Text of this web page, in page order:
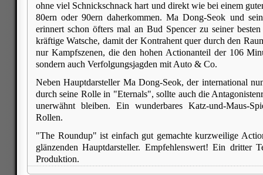
ohne viel Schnickschnack hart und direkt wie bei einem
80ern oder 90ern daherkommen. Ma Dong-Seok und
erinnert schon öfters mal an Bud Spencer zu seiner
kräftige Watsche, damit der Kontrahent quer durch den
nur Kampfszenen, die den hohen Actionanteil der 106
sondern auch Verfolgungsjagden mit Auto & Co.
Neben Hauptdarsteller Ma Dong-Seok, der international
durch seine Rolle in "Eternals", sollte auch die
unerwähnt bleiben. Ein wunderbares Katz-und-Maus-
Rollen.
"The Roundup" ist einfach gut gemachte kurzweilige
glänzenden Hauptdarsteller. Empfehlenswert! Ein dritter
Produktion.